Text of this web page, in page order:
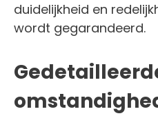
duidelijkheid en
wordt gegarandeerd.